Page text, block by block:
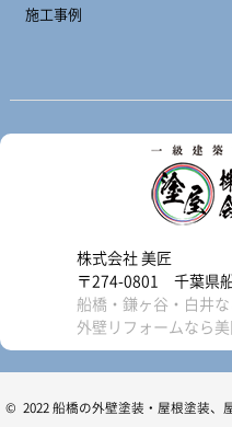
施工事例
株式会社 美匠
〒274-0801 千葉県
船橋・鎌ヶ谷・白井
外壁リフォームなら美
© 2022 船橋の外壁塗装・屋根塗装、